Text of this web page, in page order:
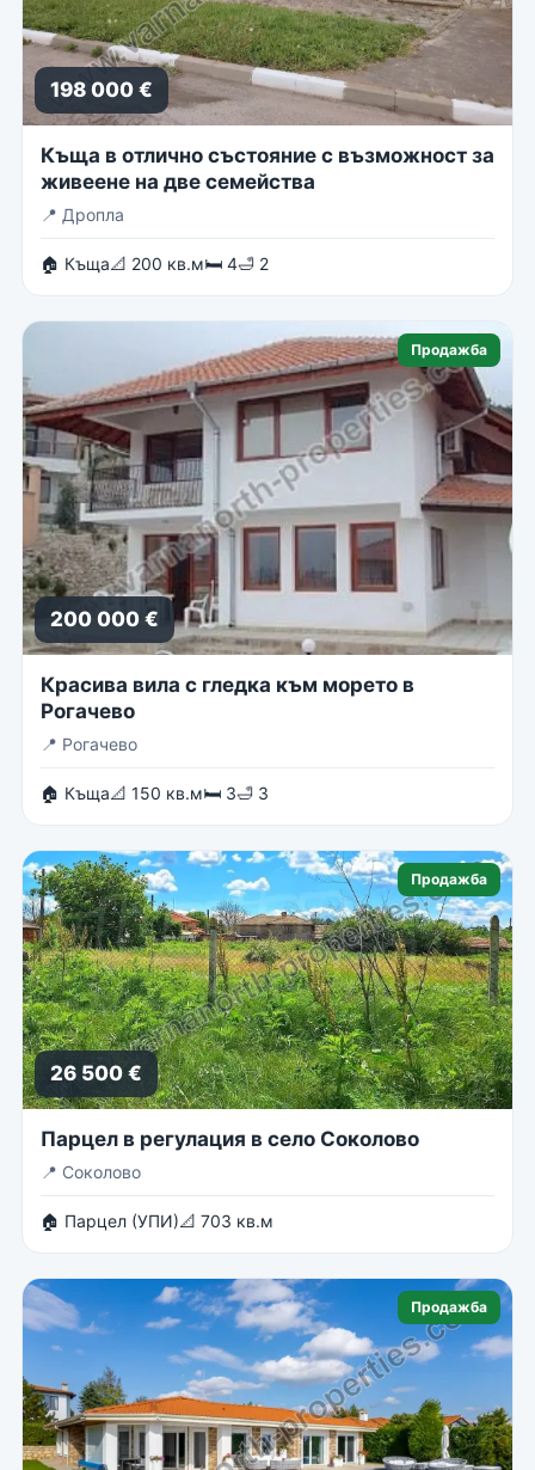
198 000 €
Къща в отлично състояние с възможност за
живеене на две семейства
📍 Дропла
🏠 Къща📐 200 кв.м🛏 4🛁 2
Продажба
200 000 €
Красива вила с гледка към морето в
Рогачево
📍 Рогачево
🏠 Къща📐 150 кв.м🛏 3🛁 3
Продажба
26 500 €
Парцел в регулация в село Соколово
📍 Соколово
🏠 Парцел (УПИ)📐 703 кв.м
Продажба